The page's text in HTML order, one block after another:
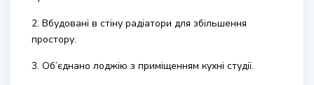
2. Вбудовані в стіну радіатори для збільшення
простору.
3. Об’єднано лоджію з приміщенням кухні студії.